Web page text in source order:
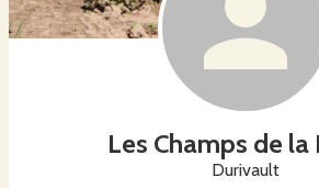
Les Champs de la
Durivault